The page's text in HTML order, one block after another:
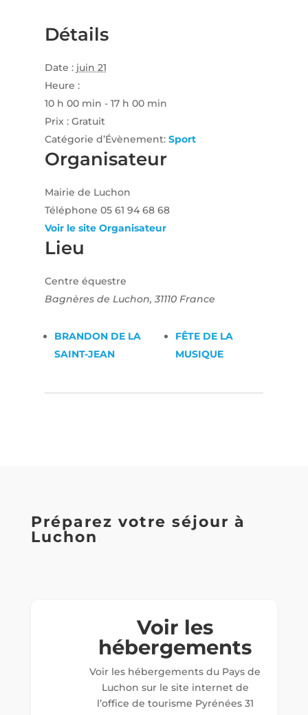
Détails
Date : juin 21
Heure :
10 h 00 min - 17 h 00 min
Prix : Gratuit
Catégorie d’Évènement: Sport
Lieu
Centre équestre
Bagnères de Luchon, 31110 France
Organisateur
Mairie de Luchon
Téléphone 05 61 94 68 68
Voir le site Organisateur
BRANDON DE LA
SAINT-JEAN
FÊTE DE LA
MUSIQUE
Préparez votre séjour à
Luchon
Voir les
hébergements
Voir les hébergements du Pays de
Luchon sur le site internet de
l’office de tourisme Pyrénées 31